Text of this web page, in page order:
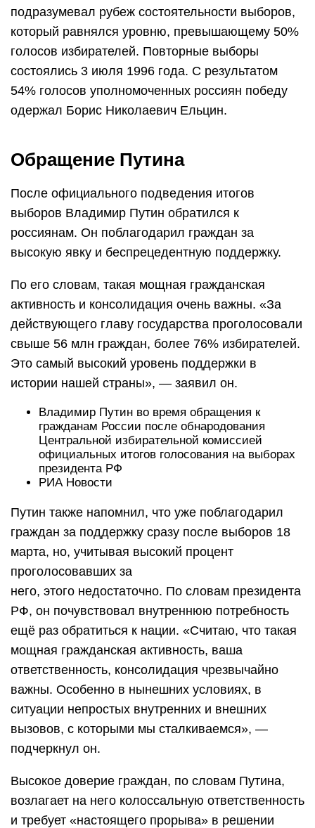
подразумевал рубеж состоятельности выборов,
который равнялся уровню, превышающему 50%
голосов избирателей. Повторные выборы
состоялись 3 июля 1996 года. С результатом
54% голосов уполномоченных россиян победу
одержал Борис Николаевич Ельцин.
Обращение Путина
После официального подведения итогов
выборов Владимир Путин обратился к
россиянам. Он поблагодарил граждан за
высокую явку и беспрецедентную поддержку.
По его словам, такая мощная гражданская
активность и консолидация очень важны. «За
действующего главу государства проголосовали
свыше 56 млн граждан, более 76% избирателей.
Это самый высокий уровень поддержки в
истории нашей страны», — заявил он.
Владимир Путин во время обращения к
гражданам России после обнародования
Центральной избирательной комиссией
официальных итогов голосования на выборах
президента РФ
РИА Новости
Путин также напомнил, что уже поблагодарил
граждан за поддержку сразу после выборов 18
марта, но, учитывая высокий процент
проголосовавших за
него, этого недостаточно. По словам президента
РФ, он почувствовал внутреннюю потребность
ещё раз обратиться к нации. «Считаю, что такая
мощная гражданская активность, ваша
ответственность, консолидация чрезвычайно
важны. Особенно в нынешних условиях, в
ситуации непростых внутренних и внешних
вызовов, с которыми мы сталкиваемся», —
подчеркнул он.
Высокое доверие граждан, по словам Путина,
возлагает на него колоссальную ответственность
и требует «настоящего прорыва» в решении